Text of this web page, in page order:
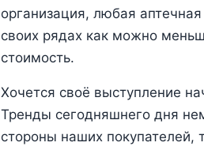
организация, любая
своих рядах как можно
стоимость.
Хочется своё выступление
Тренды сегодняшнего дня
стороны наших покупателей,